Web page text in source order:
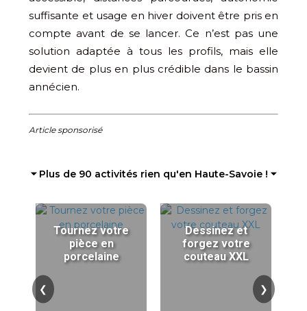
suffisante et usage en hiver doivent être pris en
compte avant de se lancer. Ce n’est pas une
solution adaptée à tous les profils, mais elle
devient de plus en plus crédible dans le bassin
annécien.
Article sponsorisé
⏷ Plus de 90 activités rien qu'en Haute-Savoie ! ⏷
Tournez votre
pièce en
porcelaine
Dessinez et
forgez votre
couteau XXL
❮ ❯